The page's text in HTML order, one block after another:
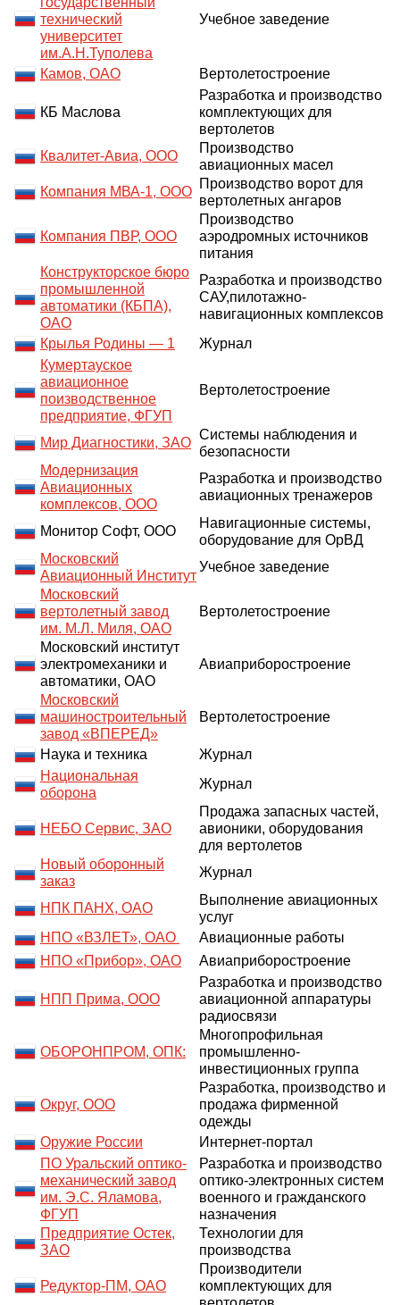
технический
университет
им.А.Н.Туполева
Учебное заведение
Камов, ОАО Вертолетостроение
КБ Маслова
Разработка и производство
комплектующих для
вертолетов
Квалитет-Авиа, ООО
Производство
авиационных масел
Компания МВА-1, ООО
Производство ворот для
вертолетных ангаров
Компания ПВР, ООО
Производство
аэродромных источников
питания
Конструкторское бюро
промышленной
автоматики (КБПА),
ОАО
Разработка и производство
САУ,пилотажно-
навигационных комплексов
Крылья Родины — 1
Журнал
Кумертауское
авиационное
поизводственное
предприятие, ФГУП
Вертолетостроение
Мир Диагностики, ЗАО
Cистемы наблюдения и
безопасности
Модернизация
Авиационных
комплексов, ООО
Разработка и производство
авиационных тренажеров
Монитор Софт, ООО
Навигационные системы,
оборудование для ОрВД
Московский
Авиационный Институт
Учебное заведение
Московский
вертолетный завод
им. М.Л. Миля, ОАО
Вертолетостроение
Московский институт
электромеханики и
автоматики, ОАО
Авиаприборостроение
Московский
машиностроительный
завод «ВПЕРЕД»
Вертолетостроение
Наука и техника
Журнал
Национальная
оборона
Журнал
НЕБО Сервис, ЗАО
Продажа запасных частей,
авионики, оборудования
для вертолетов
Новый оборонный
заказ
Журнал
НПК ПАНХ, ОАО
Выполнение авиационных
услуг
НПО «ВЗЛЕТ», ОАО
Авиационные работы
НПО «Прибор», ОАО
Авиаприборостроение
НПП Прима, ООО
Разработка и производство
авиационной аппаратуры
радиосвязи
ОБОРОНПРОМ, ОПК:
Многопрофильная
промышленно-
инвестиционных группа
Округ, ООО
Разработка, производство и
продажа фирменной
одежды
Оружие России
Интернет-портал
ПО Уральский оптико-
механический завод
им. Э.С. Яламова,
ФГУП
Разработка и производство
оптико-электронных систем
военного и гражданского
назначения
Предприятие Остек,
ЗАО
Технологии для
производства
Редуктор-ПМ, ОАО
Производители
комплектующих для